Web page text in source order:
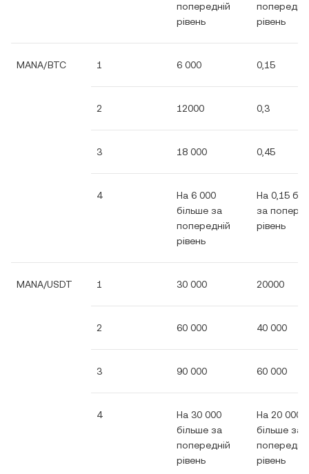
попередній
рівень
рівень
MANA/BTC 1 6 000 0,15
2 12000 0,3
3 18 000 0,45
4
На 6 000
більше за
попередній
рівень
На 0,15
за
рівень
MANA/USDT 1 30 000 20000
2 60 000 40 000
3 90 000 60 000
4
На 30 000
більше за
попередній
рівень
На 20 000
більше за
рівень